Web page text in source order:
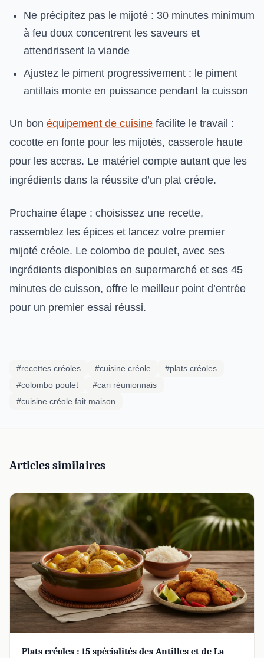
Ne précipitez pas le mijoté : 30 minutes minimum
à feu doux concentrent les saveurs et
attendrissent la viande
Ajustez le piment progressivement : le piment
antillais monte en puissance pendant la cuisson
Un bon équipement de cuisine facilite le travail :
cocotte en fonte pour les mijotés, casserole haute
pour les accras. Le matériel compte autant que les
ingrédients dans la réussite d’un plat créole.
Prochaine étape : choisissez une recette,
rassemblez les épices et lancez votre premier
mijoté créole. Le colombo de poulet, avec ses
ingrédients disponibles en supermarché et ses 45
minutes de cuisson, offre le meilleur point d’entrée
pour un premier essai réussi.
#recettes créoles #cuisine créole
#plats créoles
#colombo poulet
#cari réunionnais
#cuisine créole fait maison
Articles similaires
Plats créoles : 15 spécialités des Antilles et de La